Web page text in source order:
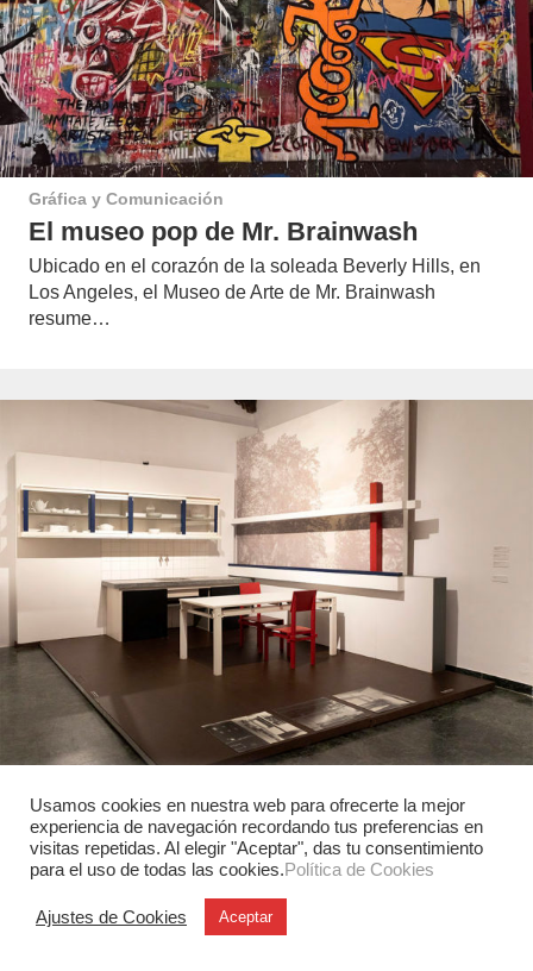
Gráfica y Comunicación
El museo pop de Mr. Brainwash
Ubicado en el corazón de la soleada Beverly Hills, en
Los Angeles, el Museo de Arte de Mr. Brainwash
resume…
Industrial
Las pioneras del diseño de cocinas
diseñadoras y arquitectas transformaron la cocina
moderna entre los siglos XIX y…
Usamos cookies en nuestra web para ofrecerte la mejor
experiencia de navegación recordando tus preferencias en
visitas repetidas. Al elegir "Aceptar", das tu consentimiento
para el uso de todas las cookies.Política de Cookies
Ajustes de Cookies Aceptar